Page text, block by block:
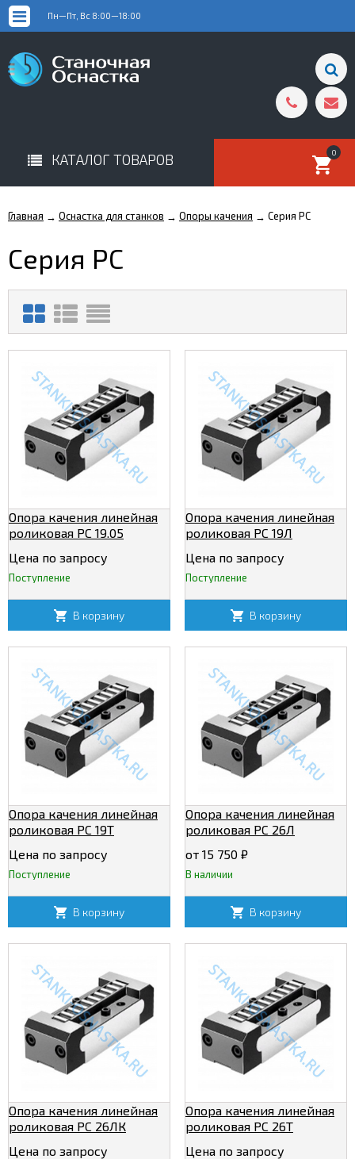
Пн—Пт, Вс 8:00—18:00
КАТАЛОГ ТОВАРОВ 0
Главная → Оснастка для станков → Опоры качения → Серия РС
Серия РС
Опора качения линейная
роликовая РС 19.05
Цена по запросу
Поступление
В корзину
Опора качения линейная
роликовая РС 19Л
Цена по запросу
Поступление
В корзину
Опора качения линейная
роликовая РС 19Т
Цена по запросу
Поступление
В корзину
Опора качения линейная
роликовая РС 26Л
от 15 750 ₽
В наличии
В корзину
Опора качения линейная
роликовая РС 26ЛК
Цена по запросу
Опора качения линейная
роликовая РС 26Т
Цена по запросу